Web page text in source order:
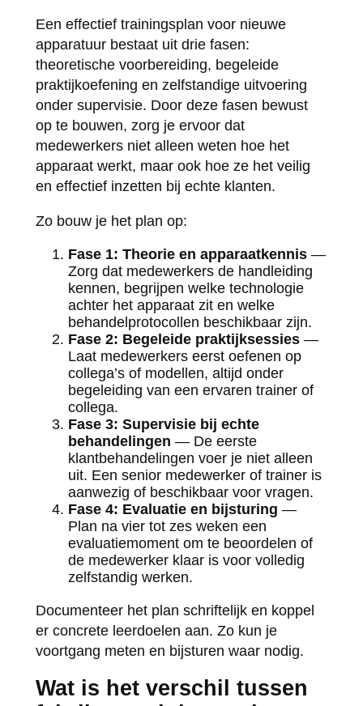
Een effectief trainingsplan voor nieuwe
apparatuur bestaat uit drie fasen:
theoretische voorbereiding, begeleide
praktijkoefening en zelfstandige uitvoering
onder supervisie. Door deze fasen bewust
op te bouwen, zorg je ervoor dat
medewerkers niet alleen weten hoe het
apparaat werkt, maar ook hoe ze het veilig
en effectief inzetten bij echte klanten.
Zo bouw je het plan op:
Fase 1: Theorie en apparaatkennis—
Zorg dat medewerkers de handleiding
kennen, begrijpen welke technologie
achter het apparaat zit en welke
behandelprotocollen beschikbaar zijn.
Fase 2: Begeleide praktijksessies—
Laat medewerkers eerst oefenen op
collega’s of modellen, altijd onder
begeleiding van een ervaren trainer of
collega.
Fase 3: Supervisie bij echte
behandelingen — De eerste
klantbehandelingen voer je niet alleen
uit. Een senior medewerker of trainer is
aanwezig of beschikbaar voor vragen.
Fase 4: Evaluatie en bijsturing —
Plan na vier tot zes weken een
evaluatiemoment om te beoordelen of
de medewerker klaar is voor volledig
zelfstandig werken.
Documenteer het plan schriftelijk en koppel
er concrete leerdoelen aan. Zo kun je
voortgang meten en bijsturen waar nodig.
Wat is het verschil tussen